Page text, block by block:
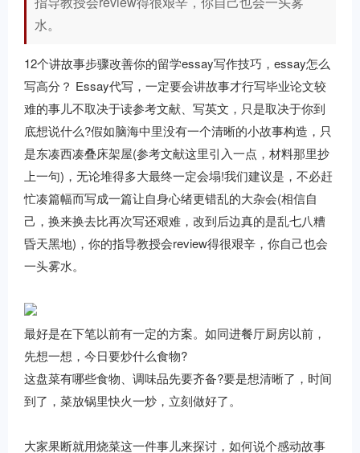
水。
12个讲故事步骤改善你的留学essay写作技巧，essay怎么
写高分？ Essay代写 ，一定要会讲故事才行写毕业论文较
难的事儿不取决于读参考文献、写英文，只是取决于你到
底想说什么?假如脑海中里没有一个清晰的小故事构造，只
是东凑西凑叠床架屋(参考文献这里引入一点，材料那里抄
上一句)，无论堆得多大最终一定会塌!我们建议是，不必赶
忙凑篇幅而写成一篇让自身心绪更错乱的大杂会(相信自
己，换来换去比再次写还艰难，改到后边真的是乱七八糟
昏天黑地)，你的指导教授会review得很艰辛，你自己也会
一头雾水。
最好是在下笔以前有一定的方案。如同进餐厅厨房以前，
先想一想，今日要炒什么食物?
这盘菜有哪些食物、调味品先要齐备?要是想清晰了，时间
到了，菜放锅里快火一炒，立刻做好了。
大家果断就用烧菜这一件事儿来探讨，如何说个感动故事